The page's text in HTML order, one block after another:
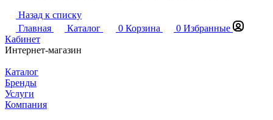
Назад к списку
Главная
Каталог 0 Корзина 0 Избранные
Кабинет
Интернет-магазин
Каталог
Бренды
Услуги
Компания